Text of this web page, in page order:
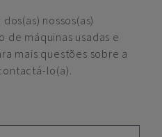
nossos(as)
de máquinas usadas e
mais questões sobre a
lo(a).